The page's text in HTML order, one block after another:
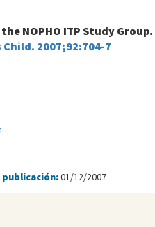
NOPHO ITP Study
Child. 2007;92:704-7
publicación:01/12/2007